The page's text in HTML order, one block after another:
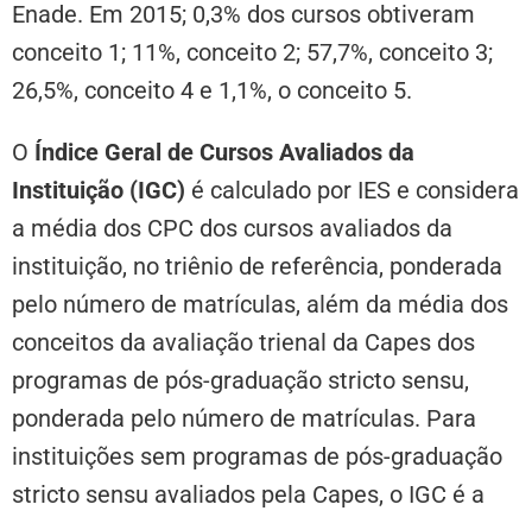
Enade. Em 2015; 0,3% dos cursos obtiveram
conceito 1; 11%, conceito 2; 57,7%, conceito 3;
26,5%, conceito 4 e 1,1%, o conceito 5.
O Índice Geral de Cursos Avaliados da
Instituição (IGC) é calculado por IES e considera
a média dos CPC dos cursos avaliados da
instituição, no triênio de referência, ponderada
pelo número de matrículas, além da média dos
conceitos da avaliação trienal da Capes dos
programas de pós-graduação stricto sensu,
ponderada pelo número de matrículas. Para
instituições sem programas de pós-graduação
stricto sensu avaliados pela Capes, o IGC é a